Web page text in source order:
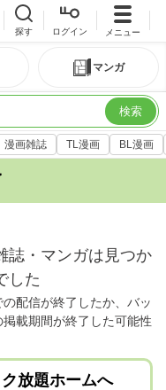
探す ログイン メニュー
マンガ
検索
漫画雑誌 TL漫画 BL漫画
誌・マンガは見つか
した
配信が終了したか、バッ
掲載期間が終了した可能性
放題ホームへ